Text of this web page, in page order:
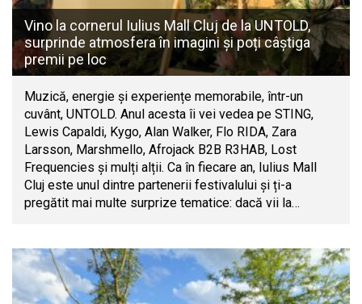
Vino la cornerul Iulius Mall Cluj de la UNTOLD,
surprinde atmosfera în imagini și poți câștiga
premii pe loc
Muzică, energie și experiențe memorabile, într-un
cuvânt, UNTOLD. Anul acesta îi vei vedea pe STING,
Lewis Capaldi, Kygo, Alan Walker, Flo RIDA, Zara
Larsson, Marshmello, Afrojack B2B R3HAB, Lost
Frequencies și mulți alții. Ca în fiecare an, Iulius Mall
Cluj este unul dintre partenerii festivalului și ți-a
pregătit mai multe surprize tematice: dacă vii la…